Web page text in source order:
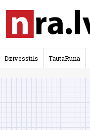
Dzīvesstils TautaRunā